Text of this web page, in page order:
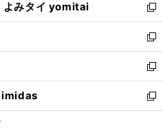
で
開
く
ド
ウ
で
開
く
ィ
ン
ド
ウ
で
開
く
い
ウ
ィ
ン
ド
ウ
で
開
よみタイ yomitai
新
し
い
ウ
ィ
ン
ド
ウ
新
し
い
ウ
ィ
ン
新
し
い
ウ
imidas
新
し